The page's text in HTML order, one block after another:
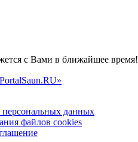
с Вами в ближайшее время!
данных
файлов cookies